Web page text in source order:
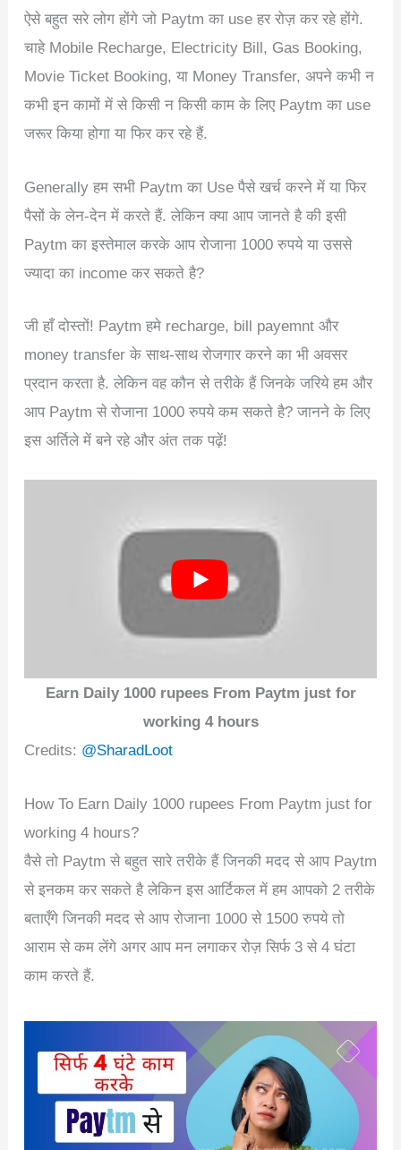
ऐसे बहुत सरे लोग होंगे जो Paytm का use हर रोज़ कर रहे होंगे.
चाहे Mobile Recharge, Electricity Bill, Gas Booking,
Movie Ticket Booking, या Money Transfer, अपने कभी न
कभी इन कामों में से किसी न किसी काम के लिए Paytm का use
जरूर किया होगा या फिर कर रहे हैं.
Generally हम सभी Paytm का Use पैसे खर्च करने में या फिर
पैसों के लेन-देन में करते हैं. लेकिन क्या आप जानते है की इसी
Paytm का इस्तेमाल करके आप रोजाना 1000 रुपये या उससे
ज्यादा का income कर सकते है?
जी हाँ दोस्तों! Paytm हमे recharge, bill payemnt और
money transfer के साथ-साथ रोजगार करने का भी अवसर
प्रदान करता है. लेकिन वह कौन से तरीके हैं जिनके जरिये हम और
आप Paytm से रोजाना 1000 रुपये कम सकते है? जानने के लिए
इस अर्तिले में बने रहे और अंत तक पढ़ें!
Earn Daily 1000 rupees From Paytm just for
working 4 hours
Credits: @SharadLoot
How To Earn Daily 1000 rupees From Paytm just for
working 4 hours?
वैसे तो Paytm से बहुत सारे तरीके हैं जिनकी मदद से आप Paytm
से इनकम कर सकते है लेकिन इस आर्टिकल में हम आपको 2 तरीके
बताएँगे जिनकी मदद से आप रोजाना 1000 से 1500 रुपये तो
आराम से कम लेंगे अगर आप मन लगाकर रोज़ सिर्फ 3 से 4 घंटा
काम करते हैं.